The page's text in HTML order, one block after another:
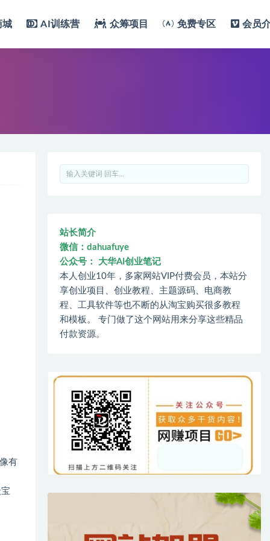
城 AI训练营 众筹项目 免费专区 会员
有
站长简介
微信：dahuafuye
公众号： 大华AI创业笔记
本人创业10年，多家网站VIP付费会员，本站分
享创业项目、创业教程、主题源码、电商教
程、工具软件等也不断的从淘宝购买很多教程
和模板。 专门做了这个网站用来分享这些精品
付款资源。